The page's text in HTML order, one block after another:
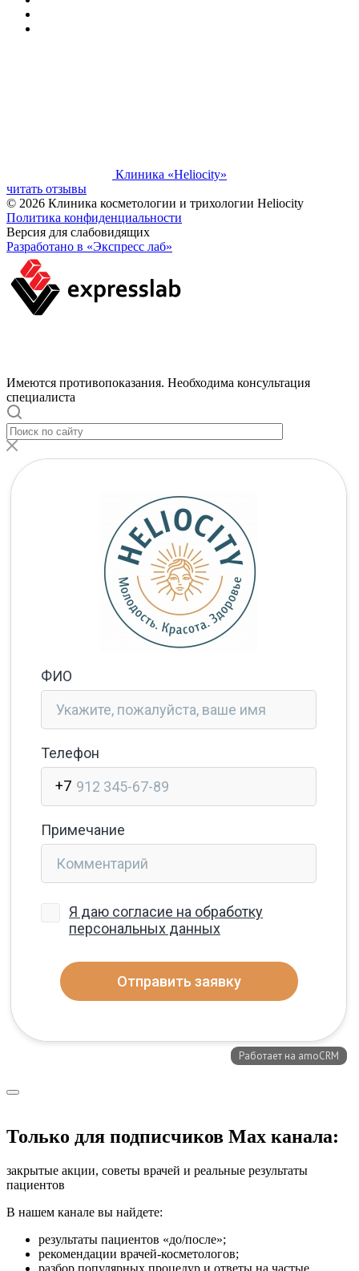
Клиника «Heliocity»
читать отзывы
© 2026 Клиника косметологии и трихологии Heliocity
Политика конфиденциальности
Версия для слабовидящих
Разработано в «Экспресс лаб»
Имеются противопоказания. Необходима консультация
специалиста
Только для подписчиков Max канала:
закрытые акции, советы врачей и реальные результаты
пациентов
В нашем канале вы найдете:
результаты пациентов «до/после»;
рекомендации врачей-косметологов;
разбор популярных процедур и ответы на частые